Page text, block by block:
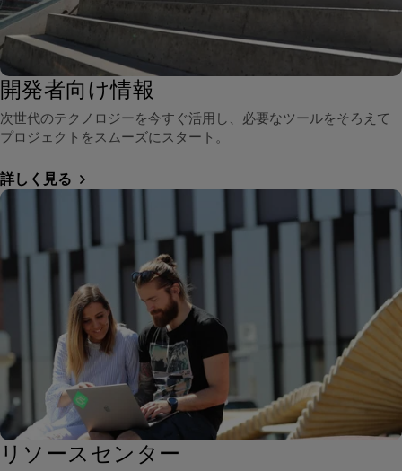
開発者向け情報
次世代のテクノロジーを今すぐ活用し、必要なツールをそろえて
プロジェクトをスムーズにスタート。
詳しく見る
リソースセンター